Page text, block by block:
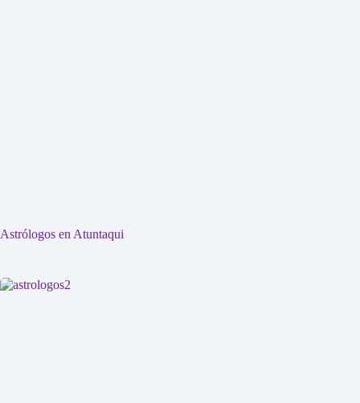
Astrólogos en Atuntaqui